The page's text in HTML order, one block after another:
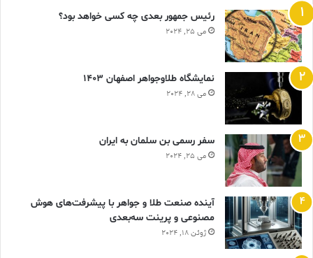
رئیس جمهور بعدی چه کسی خواهد بود؟
می 25, 2024
نمایشگاه طلاوجواهر اصفهان 1403
می 28, 2024
سفر رسمی بن سلمان به ایران
می 25, 2024
آینده صنعت طلا و جواهر با پیشرفت‌های هوش
مصنوعی و پرینت سه‌بعدی
ژوئن 18, 2024